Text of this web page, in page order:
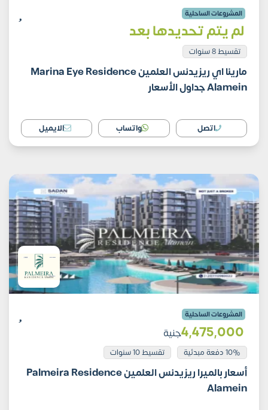
المشروعات الساحلية
لم يتم تحديدها بعد
تقسيط 8 سنوات
مارينا اي ريزيدنس العلمين Marina Eye Residence
Alamein جداول الأسعار
اتصل واتساب الايميل
المشروعات الساحلية
4٬475٬000جنية
10% دفعة مبدئية تقسيط 10 سنوات
أسعار بالميرا ريزيدنس العلمين Palmeira Residence
Alamein